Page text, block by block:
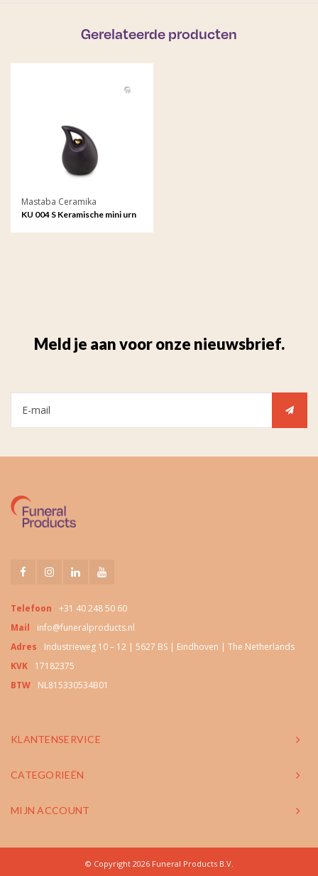
Gerelateerde producten
Mastaba Ceramika
KU 004 S Keramische mini urn
Meld je aan voor onze nieuwsbrief.
Telefoon
+31 40 248 50 60
Mail
info@funeralproducts.nl
Adres
Industrieweg 10 – 12 | 5627 BS | Eindhoven | The Netherlands
KVK
17182375
BTW
NL815330534B01
KLANTENSERVICE
CATEGORIEËN
MIJN ACCOUNT
© Copyright 2026 Funeral Products B.V.